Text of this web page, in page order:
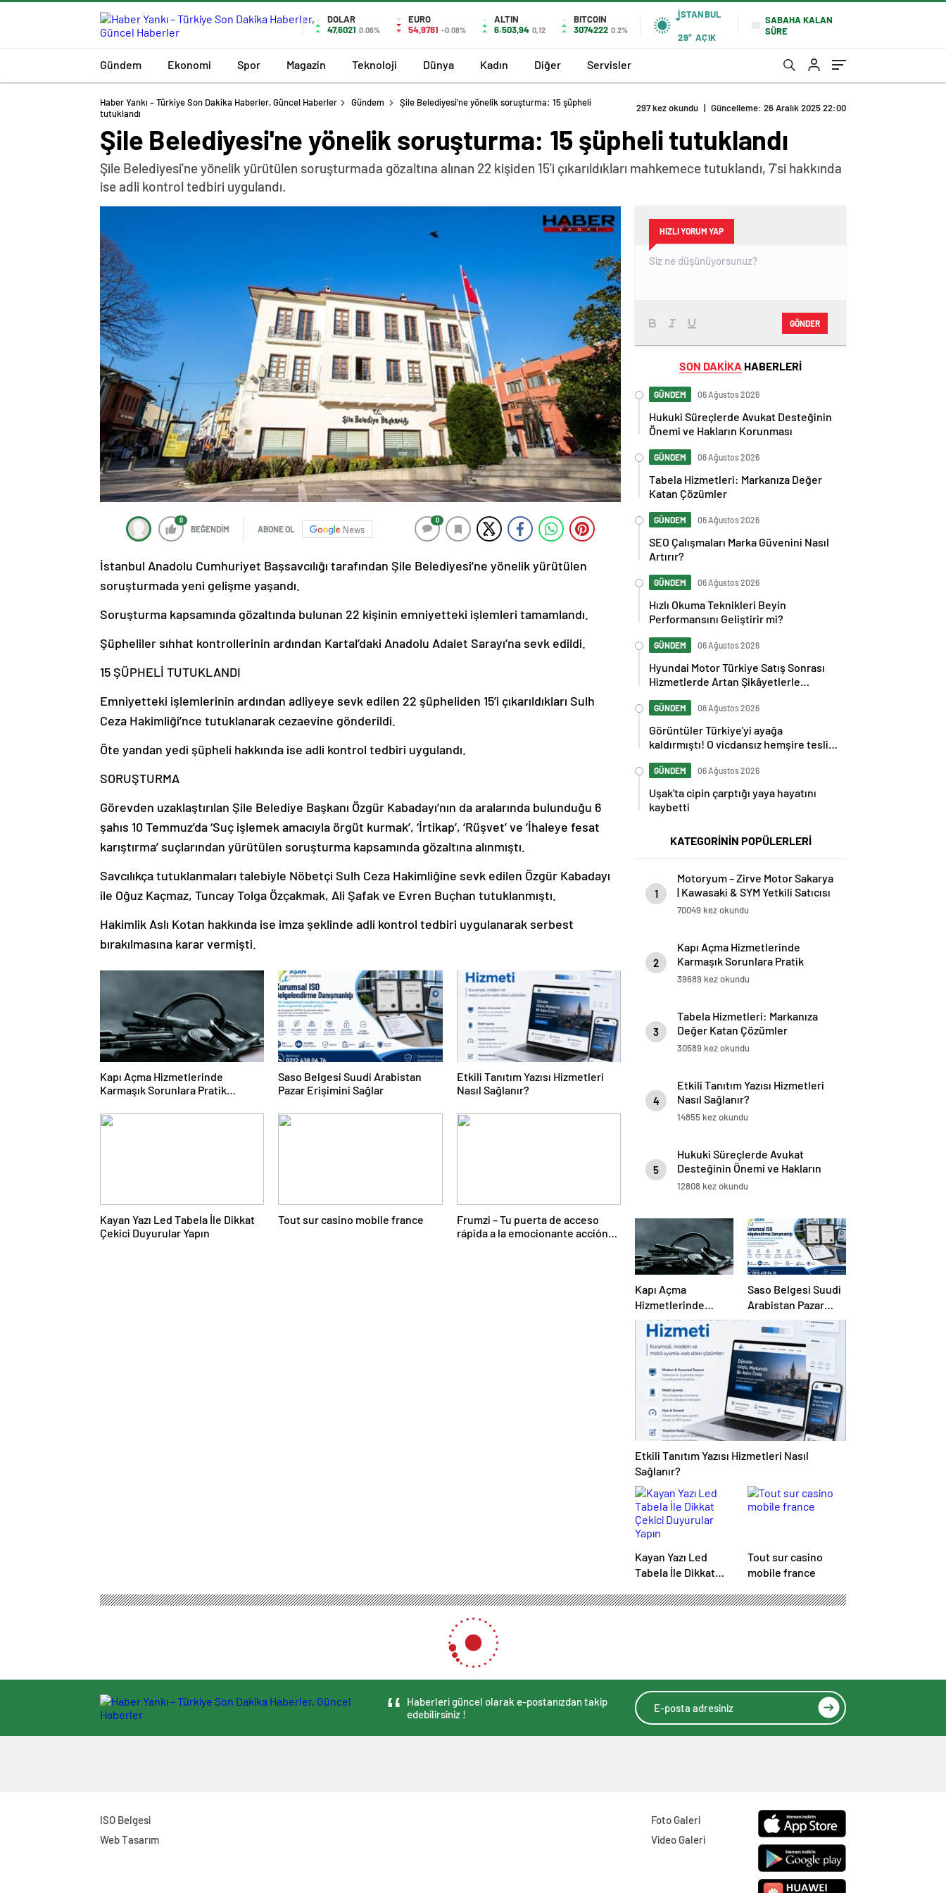
DOLAR
47,6021 0.06%
EURO
54,9781 -0.08%
ALTIN
6.503,94 0,12
BITCOIN
3074222 0.2%
İSTANBUL
29° AÇIK
SABAHA KALAN
SÜRE
Gündem Ekonomi Spor Magazin Teknoloji Dünya Kadın Diğer Servisler
Haber Yankı – Türkiye Son Dakika Haberler, Güncel Haberler Gündem
Şile Belediyesi'ne yönelik soruşturma: 15 şüpheli
tutuklandı
297 kez okundu | Güncelleme: 26 Aralık 2025 22:00
Şile Belediyesi'ne yönelik soruşturma: 15 şüpheli tutuklandı
Şile Belediyesi'ne yönelik yürütülen soruşturmada gözaltına alınan 22 kişiden 15'i çıkarıldıkları mahkemece tutuklandı, 7'si hakkında
ise adli kontrol tedbiri uygulandı.
0
BEĞENDİM ABONE OL News
0
İstanbul Anadolu Cumhuriyet Başsavcılığı tarafından Şile Belediyesi’ne yönelik yürütülen
soruşturmada yeni gelişme yaşandı.
Soruşturma kapsamında gözaltında bulunan 22 kişinin emniyetteki işlemleri tamamlandı.
Şüpheliler sıhhat kontrollerinin ardından Kartal’daki Anadolu Adalet Sarayı’na sevk edildi.
15 ŞÜPHELİ TUTUKLANDI
Emniyetteki işlemlerinin ardından adliyeye sevk edilen 22 şüpheliden 15’i çıkarıldıkları Sulh
Ceza Hakimliği’nce tutuklanarak cezaevine gönderildi.
Öte yandan yedi şüpheli hakkında ise adli kontrol tedbiri uygulandı.
SORUŞTURMA
Görevden uzaklaştırılan Şile Belediye Başkanı Özgür Kabadayı’nın da aralarında bulunduğu 6
şahıs 10 Temmuz’da ‘Suç işlemek amacıyla örgüt kurmak’, ‘İrtikap’, ‘Rüşvet’ ve ‘İhaleye fesat
karıştırma’ suçlarından yürütülen soruşturma kapsamında gözaltına alınmıştı.
Savcılıkça tutuklanmaları talebiyle Nöbetçi Sulh Ceza Hakimliğine sevk edilen Özgür Kabadayı
ile Oğuz Kaçmaz, Tuncay Tolga Özçakmak, Ali Şafak ve Evren Buçhan tutuklanmıştı.
Hakimlik Aslı Kotan hakkında ise imza şeklinde adli kontrol tedbiri uygulanarak serbest
bırakılmasına karar vermişti.
Kapı Açma Hizmetlerinde
Karmaşık Sorunlara Pratik
Saso Belgesi Suudi Arabistan
Pazar Erişimini Sağlar
Etkili Tanıtım Yazısı Hizmetleri
Nasıl Sağlanır?
Kayan Yazı Led Tabela İle Dikkat
Çekici Duyurular Yapın
Tout sur casino mobile france
Frumzi – Tu puerta de acceso
rápida a la emocionante acción
HIZLI YORUM YAP
GÖNDER
SON DAKİKA HABERLERİ
GÜNDEM 06 Ağustos 2026
Hukuki Süreçlerde Avukat Desteğinin
Önemi ve Hakların Korunması
GÜNDEM 06 Ağustos 2026
Tabela Hizmetleri: Markanıza Değer
Katan Çözümler
GÜNDEM 06 Ağustos 2026
SEO Çalışmaları Marka Güvenini Nasıl
Artırır?
GÜNDEM 06 Ağustos 2026
Hızlı Okuma Teknikleri Beyin
Performansını Geliştirir mi?
GÜNDEM 06 Ağustos 2026
Hyundai Motor Türkiye Satış Sonrası
Hizmetlerde Artan Şikâyetlerle
GÜNDEM 06 Ağustos 2026
Görüntüler Türkiye'yi ayağa
kaldırmıştı! O vicdansız hemşire teslim
GÜNDEM 06 Ağustos 2026
Uşak'ta cipin çarptığı yaya hayatını
kaybetti
KATEGORİNİN POPÜLERLERİ
1
Motoryum – Zirve Motor Sakarya
| Kawasaki & SYM Yetkili Satıcısı
ve Servisi
70049 kez okundu
2
Kapı Açma Hizmetlerinde
Karmaşık Sorunlara Pratik
Çözümler
39689 kez okundu
3
Tabela Hizmetleri: Markanıza
Değer Katan Çözümler
30589 kez okundu
4
Etkili Tanıtım Yazısı Hizmetleri
Nasıl Sağlanır?
14855 kez okundu
5
Hukuki Süreçlerde Avukat
Desteğinin Önemi ve Hakların
Korunması
12808 kez okundu
Kapı Açma
Hizmetlerinde
Karmaşık Sorunlara
Pratik Çözümler
Saso Belgesi Suudi
Arabistan Pazar
Erişimini Sağlar
Etkili Tanıtım Yazısı Hizmetleri Nasıl
Sağlanır?
Kayan Yazı Led
Tabela İle Dikkat
Yapın
Tout sur casino
mobile france
Haberleri güncel olarak e-postanızdan takip
edebilirsiniz !
ISO Belgesi
Web Tasarım
Foto Galeri
Video Galeri